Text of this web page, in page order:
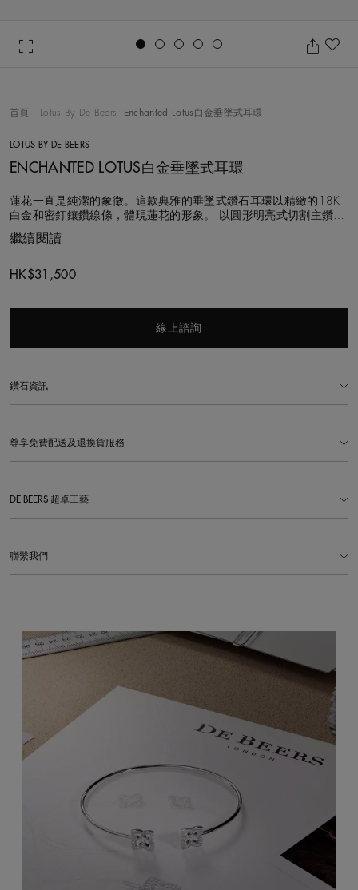
首頁 Lotus By De Beers Enchanted Lotus白金垂墜式耳環
LOTUS BY DE BEERS
ENCHANTED LOTUS白金垂墜式耳環
蓮花一直是純潔的象徵。這款典雅的垂墜式鑽石耳環以精緻的18K
白金和密釘鑲鑽線條，體現蓮花的形象。 以圓形明亮式切割主鑽為
的設計高度和寬度為8公釐，垂懸於密釘鑲鑽環之下。 鑽石總重約
們的專家團隊手工悉心鑲嵌。
繼續閱讀
Original price
HK$31,500
線上諮詢
鑽石資訊
尊享免費配送及退換貨服務
DE BEERS 超卓工藝
聯繫我們